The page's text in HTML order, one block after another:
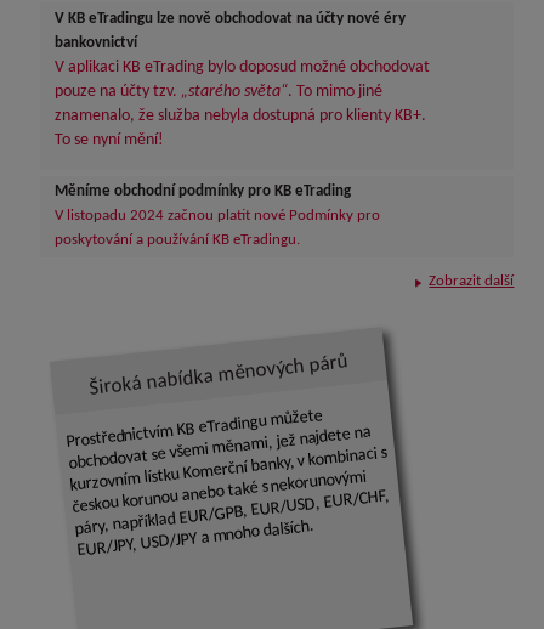
V KB eTradingu lze nově obchodovat na účty nové éry
bankovnictví
V aplikaci KB eTrading bylo doposud možné obchodovat
pouze na účty tzv. „starého světa“. To mimo jiné
znamenalo, že služba nebyla dostupná pro klienty KB+.
To se nyní mění!
Měníme obchodní podmínky pro KB eTrading
V listopadu 2024 začnou platit nové Podmínky pro
poskytování a používání KB eTradingu.
Zobrazit další
Široká nabídka měnových párů
Prostřednictvím KB eTradingu můžete
obchodovat se všemi měnami, jež najdete na
kurzovním lístku Komerční banky, v kombinaci s
českou korunou anebo také s nekorunovými
páry, například EUR/GPB, EUR/USD, EUR/CHF,
EUR/JPY, USD/JPY a mnoho dalších.